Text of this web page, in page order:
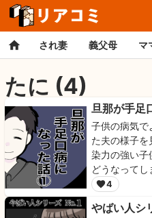
され妻 義父母 マ
たに (4)
旦那が手足
子供の病気で
た夫の様子
染力の強い子
どうなって
4
やばい人シ